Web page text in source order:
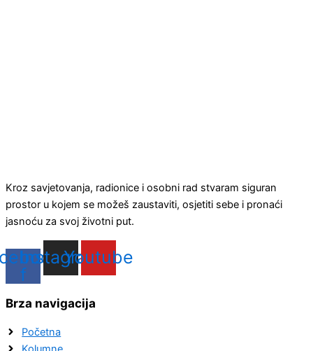
Kroz savjetovanja, radionice i osobni rad stvaram siguran
prostor u kojem se možeš zaustaviti, osjetiti sebe i pronaći
jasnoću za svoj životni put.
f
Instagram
Youtube
Brza navigacija
Početna